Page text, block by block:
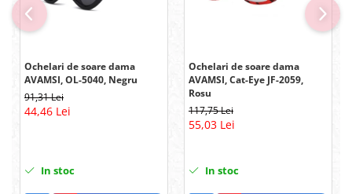
Ochelari de soare dama
AVAMSI, OL-5040, Negru
91,31 Lei
44,46 Lei
In stoc
Ochelari de soare dama
AVAMSI, Cat-Eye JF-2059,
Rosu
117,75 Lei
55,03 Lei
In stoc